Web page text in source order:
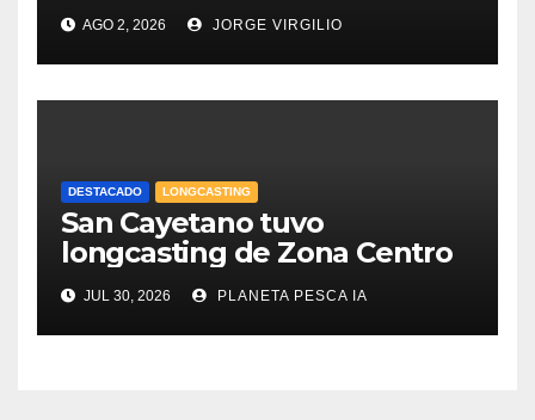
AGO 2, 2026 JORGE VIRGILIO
DESTACADO LONGCASTING
San Cayetano tuvo
longcasting de Zona Centro
JUL 30, 2026 PLANETA PESCA IA